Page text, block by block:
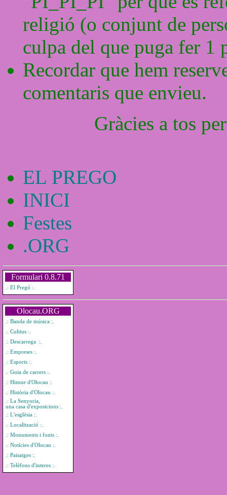
religió (o conjunt de
culpa del que puga fer 1
Recordar que hem
comentaris que envieu.
Gràcies a tos
EL PREGO
INICI
Festes
.ORG
Formulari 0.8.71
.: El Pregó :.
Olocau.ORG
.: Banda de música :.
.: Cultius :.
.: Descarrega :.
.: Empreses :.
.: Esports :.
.: Guia de carrers :.
.: Himne d'Olocau :.
.: Història d'Olocau :.
.: La Senyoria,
una casa d'exposicions :.
.: L'església :.
.: Localització :.
.: Monuments i fonts :.
.: Notícies d'Olocau :.
.: Paisatges :.
.: Telèfons d'interes :.